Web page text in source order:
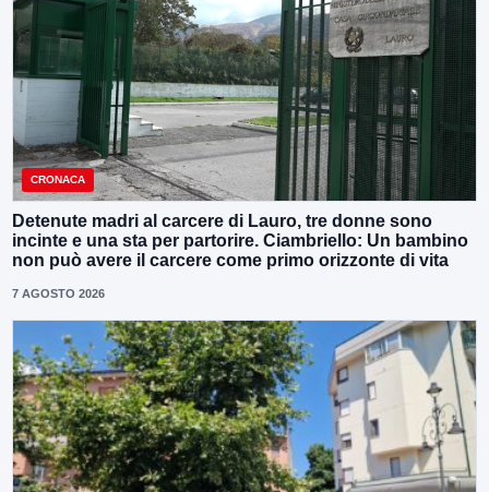
CRONACA
Detenute madri al carcere di Lauro, tre donne sono
incinte e una sta per partorire. Ciambriello: Un bambino
non può avere il carcere come primo orizzonte di vita
7 AGOSTO 2026